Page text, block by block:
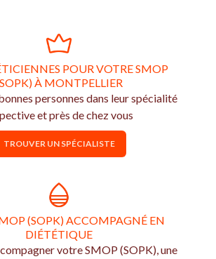
POUR VOTRE SMOP
À MONTPELLIER
personnes dans leur spécialité
et près de chez vous
TROUVER UN SPÉCIALISTE
(SOPK) ACCOMPAGNÉ EN
DIÉTÉTIQUE
votre SMOP (SOPK), une